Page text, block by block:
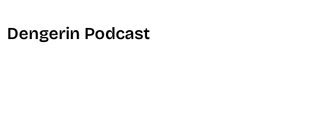
Dengerin Podcast